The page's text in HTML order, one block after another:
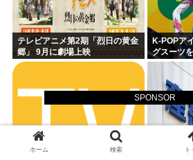
SPONSOR
テレビアニメ第2期「烈日の黄金
郷」 9月に劇場上映
K-POPア
グスーツ
まう…こ
ホーム 検索